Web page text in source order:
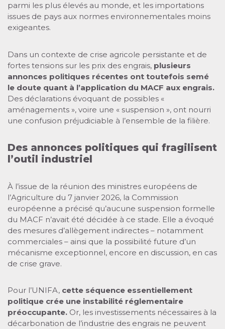
parmi les plus élevés au monde, et les importations
issues de pays aux normes environnementales moins
exigeantes.
Dans un contexte de crise agricole persistante et de
fortes tensions sur les prix des engrais, plusieurs
annonces politiques récentes ont toutefois semé
le doute quant à l’application du MACF aux engrais.
Des déclarations évoquant de possibles «
aménagements », voire une « suspension », ont nourri
une confusion préjudiciable à l’ensemble de la filière.
Des annonces politiques qui fragilisent
l’outil industriel
À l’issue de la réunion des ministres européens de
l’Agriculture du 7 janvier 2026, la Commission
européenne a précisé qu’aucune suspension formelle
du MACF n’avait été décidée à ce stade. Elle a évoqué
des mesures d’allègement indirectes – notamment
commerciales – ainsi que la possibilité future d’un
mécanisme exceptionnel, encore en discussion, en cas
de crise grave.
Pour l’UNIFA, cette séquence essentiellement
politique crée une instabilité réglementaire
préoccupante. Or, les investissements nécessaires à la
décarbonation de l’industrie des engrais ne peuvent